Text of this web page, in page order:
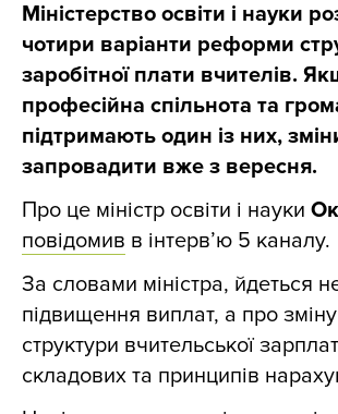
Міністерство освіти і науки
чотири варіанти реформи
заробітної плати вчителів.
професійна спільнота та
підтримають один із них,
запровадити вже з вересня.
Про це міністр освіти і науки
повідомив в інтерв’ю 5 каналу.
За словами міністра, йдеться
підвищення виплат, а про
структури вчительської
складових та принципів